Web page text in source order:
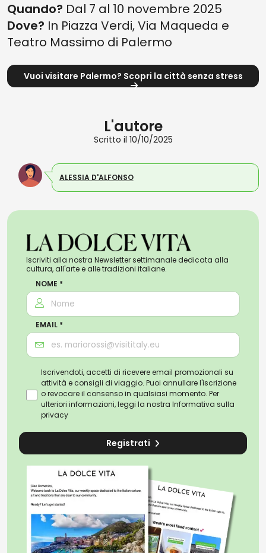
Quando? Dal 7 al 10 novembre 2025
Dove? In Piazza Verdi, Via Maqueda e
Teatro Massimo di Palermo
Vuoi visitare Palermo? Scopri la città senza stress
L'autore
Scritto il 10/10/2025
ALESSIA D'ALFONSO
Iscriviti alla nostra Newsletter settimanale dedicata alla
cultura, all'arte e alle tradizioni italiane.
NOME *
EMAIL *
Iscrivendoti, accetti di ricevere email promozionali su
attività e consigli di viaggio. Puoi annullare l'iscrizione
o revocare il consenso in qualsiasi momento. Per
ulteriori informazioni, leggi la nostra Informativa sulla
privacy
Registrati